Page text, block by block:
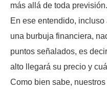
más allá de toda previsión.
En ese entendido,
una burbuja financiera,
puntos señalados, es
alto llegará su precio y
Como bien sabe,